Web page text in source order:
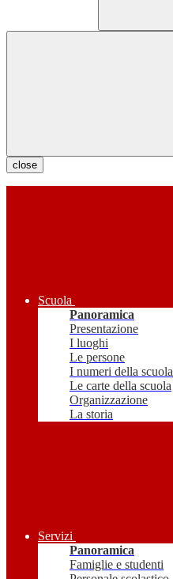
close
Scuola
Panoramica
Presentazione
I luoghi
Le persone
I numeri della scuola
Le carte della scuola
Organizzazione
La storia
Servizi
Panoramica
Famiglie e studenti